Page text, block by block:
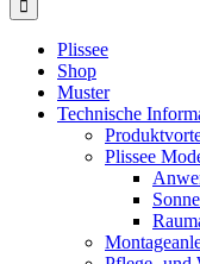
Plissee
Shop
Muster
Technische
Plissee